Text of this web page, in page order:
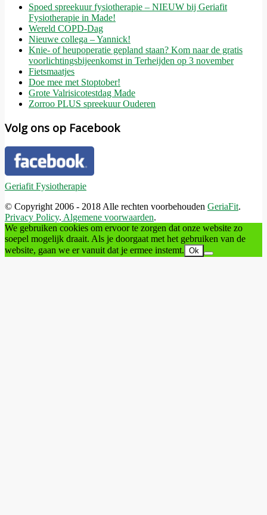
Spoed spreekuur fysiotherapie – NIEUW bij Geriafit
Fysiotherapie in Made!
Wereld COPD-Dag
Nieuwe collega – Yannick!
Knie- of heupoperatie gepland staan? Kom naar de gratis
voorlichtingsbijeenkomst in Terheijden op 3 november
Fietsmaatjes
Doe mee met Stoptober!
Grote Valrisicotestdag Made
Zorroo PLUS spreekuur Ouderen
Volg ons op Facebook
Geriafit Fysiotherapie
© Copyright 2006 - 2018 Alle rechten voorbehouden GeriaFit.
Privacy Policy. Algemene voorwaarden.
We gebruiken cookies om ervoor te zorgen dat onze website zo
soepel mogelijk draait. Als je doorgaat met het gebruiken van de
website, gaan we er vanuit dat je ermee instemt. Ok